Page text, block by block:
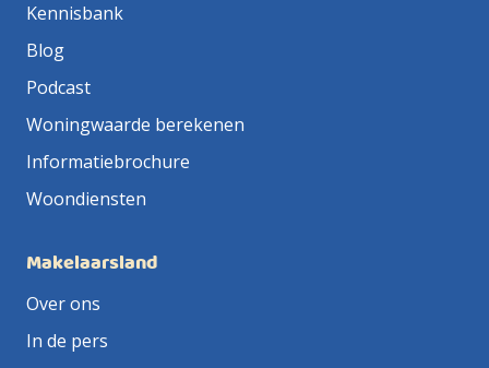
Kennisbank
Blog
Podcast
Woningwaarde berekenen
Informatiebrochure
Woondiensten
Makelaarsland
Over ons
In de pers